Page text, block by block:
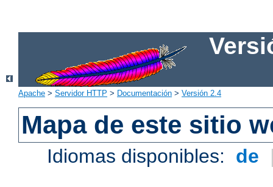
Apache > Servidor HTTP > Documentación > Versión 2.4
Mapa de este sitio
Idiomas disponibles: de